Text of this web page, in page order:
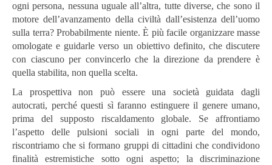
ogni persona, nessuna uguale all’altra, tutte diverse, che sono il
motore dell’avanzamento della civiltà dall’esistenza dell’uomo
sulla terra? Probabilmente niente. È più facile organizzare masse
omologate e guidarle verso un obiettivo definito, che discutere
con ciascuno per convincerlo che la direzione da prendere è
quella stabilita, non quella scelta.
La prospettiva non può essere una società guidata dagli
autocrati, perché questi sì faranno estinguere il genere umano,
prima del supposto riscaldamento globale. Se affrontiamo
l’aspetto delle pulsioni sociali in ogni parte del mondo,
riscontriamo che si formano gruppi di cittadini che condividono
finalità estremistiche sotto ogni aspetto; la discriminazione